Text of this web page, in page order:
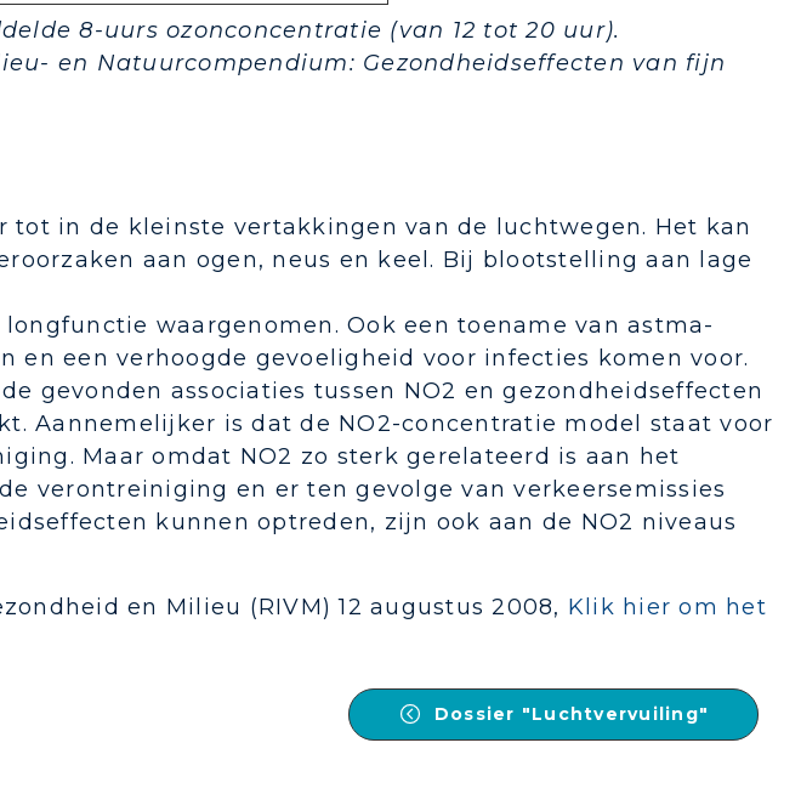
8-uurs ozonconcentratie (van 12 tot 20 uur).
en Natuurcompendium: Gezondheidseffecten van fijn
tot in de kleinste vertakkingen van de luchtwegen. Het kan
aan ogen, neus en keel. Bij blootstelling aan lage
waargenomen. Ook een toename van astma-
en een verhoogde gevoeligheid voor infecties komen voor.
gevonden associaties tussen NO2 en gezondheidseffecten
Aannemelijker is dat de NO2-concentratie model staat voor
Maar omdat NO2 zo sterk gerelateerd is aan het
verontreiniging en er ten gevolge van verkeersemissies
kunnen optreden, zijn ook aan de NO2 niveaus
en Milieu (RIVM) 12 augustus 2008, Klik hier om het
Dossier "Luchtvervuiling"